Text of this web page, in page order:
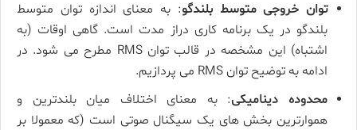
توان خروجی متوسط بلندگو: به معنای اندازه توان متوسط
بلندگو در یک برنامه کاری دراز مدت است. گاهی اوقات (به
اشتباه) این مشخصه در قالب توان RMS مطرح می­ شود. در
ادامه به توضیح توان RMS می پردازیم.
محدوده دینامیکی: به معنای اختلاف میان بلندترین و
هموارترین بخش­ های یک سیگنال صوتی است (که معمولا بر